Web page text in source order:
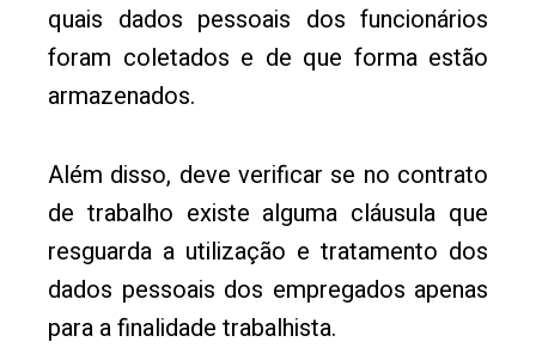
quais dados pessoais dos funcionários
foram coletados e de que forma estão
armazenados.
Além disso, deve verificar se no contrato
de trabalho existe alguma cláusula que
resguarda a utilização e tratamento dos
dados pessoais dos empregados apenas
para a finalidade trabalhista.